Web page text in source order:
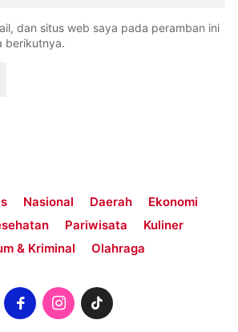
dan situs web saya pada peramban ini
berikutnya.
Nasional Daerah
Ekonomi
Pariwisata
Kuliner
& Kriminal
Olahraga